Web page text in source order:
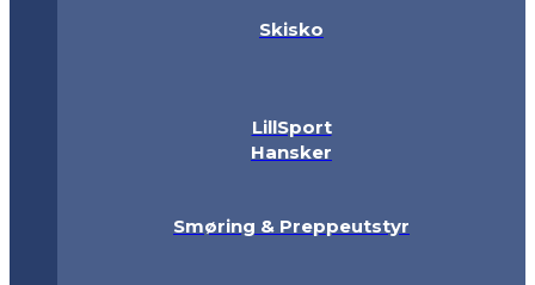
Skisko
LillSport
Hansker
Smøring & Preppeutstyr